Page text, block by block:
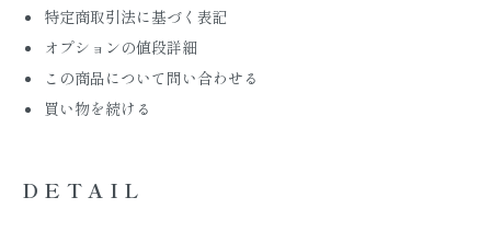
特定商取引法に基づく表記
オプションの値段詳細
この商品について問い合わせる
買い物を続ける
DETAIL